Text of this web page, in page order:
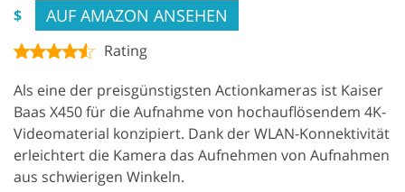
$ AUF AMAZON ANSEHEN
Rating
Als eine der preisgünstigsten Actionkameras ist Kaiser
Baas X450 für die Aufnahme von hochauflösendem 4K-
Videomaterial konzipiert. Dank der WLAN-Konnektivität
erleichtert die Kamera das Aufnehmen von Aufnahmen
aus schwierigen Winkeln.